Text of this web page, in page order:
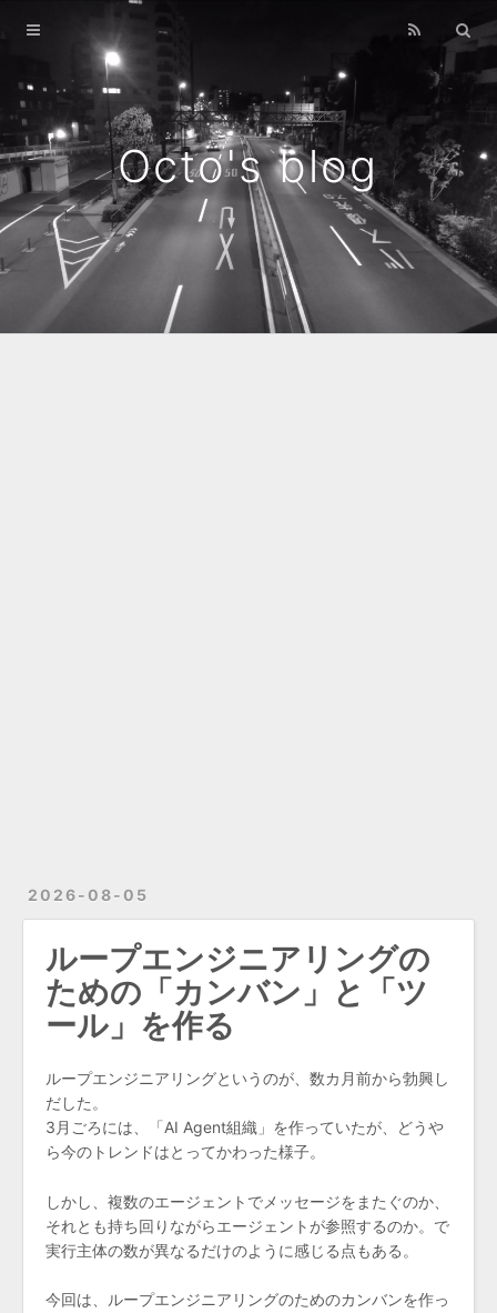
Octo's blog
2026-08-05
ループエンジニアリングの
ための「カンバン」と「ツ
ール」を作る
ループエンジニアリングというのが、数カ月前から勃興し
だした。
3月ごろには、「AI Agent組織」を作っていたが、どうや
ら今のトレンドはとってかわった様子。
しかし、複数のエージェントでメッセージをまたぐのか、
それとも持ち回りながらエージェントが参照するのか。で
実行主体の数が異なるだけのように感じる点もある。
今回は、ループエンジニアリングのためのカンバンを作っ
Home
Archives